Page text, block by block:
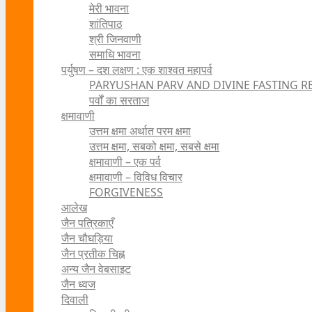
मेरी भावना
शांतिपाठ
श्री जिनवाणी
समाधि भावना
पर्युषण – दश लक्षण : एक शाश्वत महापर्व
PARYUSHAN PARV AND DIVINE FASTING
पर्वों का सरताज
क्षमावाणी
उत्तम क्षमा अर्थात परम क्षमा
उत्तम क्षमा, सबको क्षमा, सबसे क्षमा
क्षमावाणी – एक पर्व
क्षमावाणी – विविध विचार
FORGIVENESS
आलेख
जैन पत्रिकाएँ
जैन चौघड़िया
जैन प्रतीक चिह्न
अन्य जैन वेबसाइट
जैन ध्वज
दिवाली